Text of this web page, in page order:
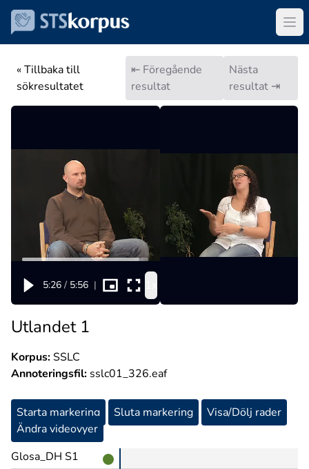
« Tillbaka till
sökresultatet
⇤ Föregående
resultat
Nästa
resultat ⇥
5:26 / 5:56 |
Utlandet 1
Korpus:SSLC
Annoteringsfil: sslc01_326.eaf
Starta markering Sluta markering
Visa/Dölj rader
Ändra videovyer
Glosa_DH S1